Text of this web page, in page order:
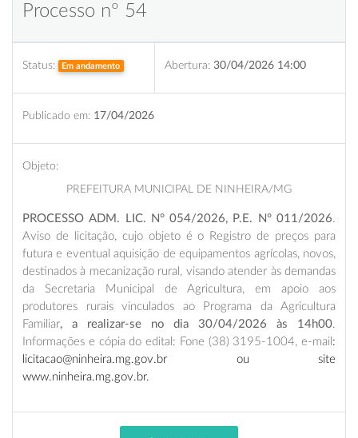
Processo nº 54
Status: Em andamento Abertura: 30/04/2026 14:00
Publicado em: 17/04/2026
Objeto:
PREFEITURA MUNICIPAL DE NINHEIRA/MG
PROCESSO ADM. LIC. N° 054/2026, P.E. N° 011/2026.
Aviso de licitação, cujo objeto é o Registro de preços para
futura e eventual aquisição de equipamentos agrícolas, novos,
destinados à mecanização rural, visando atender às demandas
da Secretaria Municipal de Agricultura, em apoio aos
produtores rurais vinculados ao Programa da Agricultura
Familiar, a realizar-se no dia 30/04/2026 às 14h00.
Informações e cópia do edital: Fone (38) 3195-1004, e-mail :
licitacao@ninheira.mg.gov.br ou site
www.ninheira.mg.gov.br.